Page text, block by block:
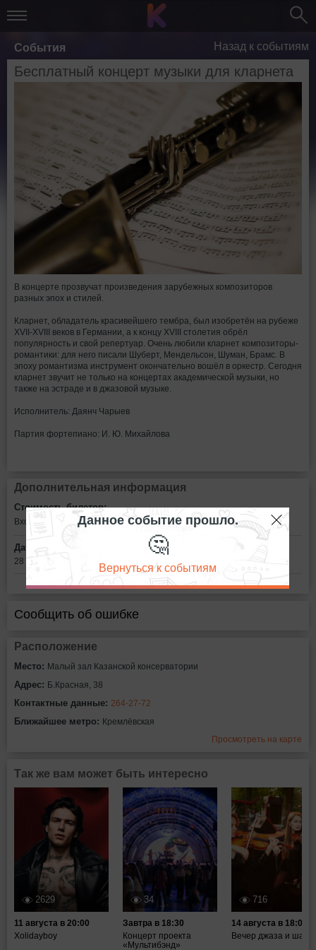
События Назад к событиям
Бесплатный концерт музыки для кларнета
В концерте прозвучат произведения зарубежных композиторов
разных эпох и стилей.
Кларнет, обладатель красивейшего тембра, был изобретён на рубеже
XVII-XVIII веков в Германии, а к концу XVIII столетия обрёл
популярность и свой репертуар. Очень любили кларнет композиторы-
романтики: для него писали Шуберт, Мендельсон, Шуман, Брамс. В
эпоху романтизма инструмент окончательно вошёл в оркестр. Сегодня
кларнет звучит не только на концертах академической музыки, но
также на эстраде и в джазовой музыке.
Исполнитель: Даянч Чарыев
Партия фортепиано: И. Ю. Михайлова
Дополнительная информация
Стоимость билетов:
Вход свободный
Дата:
28 февраля в 17:00
Сообщить об ошибке
Расположение
Место: Малый зал Казанской консерватории
Адрес: Б.Красная, 38
Контактные данные: 264-27-72
Ближайшее метро: Кремлёвская
Просмотреть на карте
Так же вам может быть интересно
2629
11 августа в 20:00
Xolidayboy
34
Завтра в 18:30
Концерт проекта
«Мультибэнд»
716
14 августа в 18:00
Вечер джаза и
Данное событие прошло.
🤔
Вернуться к событиям